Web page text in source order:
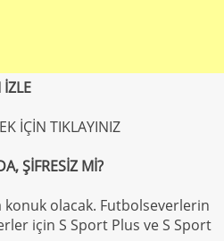
İÇİN TIKLAYINIZ
ŞİFRESİZ Mİ?
konuk olacak. Futbolseverlerin
için S Sport Plus ve S Sport